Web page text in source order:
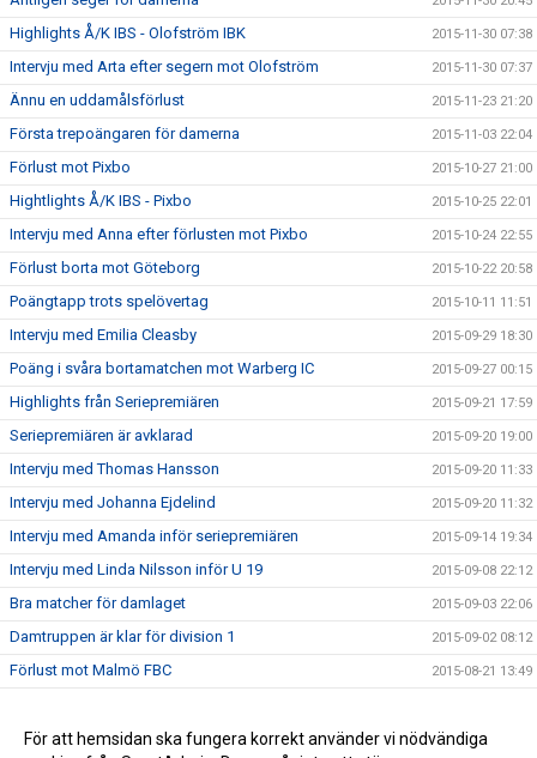
Highlights Å/K IBS - Olofström IBK 2015-11-30 07:38
Intervju med Arta efter segern mot Olofström 2015-11-30 07:37
Ännu en uddamålsförlust 2015-11-23 21:20
Första trepoängaren för damerna 2015-11-03 22:04
Förlust mot Pixbo 2015-10-27 21:00
Hightlights Å/K IBS - Pixbo 2015-10-25 22:01
Intervju med Anna efter förlusten mot Pixbo 2015-10-24 22:55
Förlust borta mot Göteborg 2015-10-22 20:58
Poängtapp trots spelövertag 2015-10-11 11:51
Intervju med Emilia Cleasby 2015-09-29 18:30
Poäng i svåra bortamatchen mot Warberg IC 2015-09-27 00:15
Highlights från Seriepremiären 2015-09-21 17:59
Seriepremiären är avklarad 2015-09-20 19:00
Intervju med Thomas Hansson 2015-09-20 11:33
Intervju med Johanna Ejdelind 2015-09-20 11:32
Intervju med Amanda inför seriepremiären 2015-09-14 19:34
Intervju med Linda Nilsson inför U 19 2015-09-08 22:12
Bra matcher för damlaget 2015-09-03 22:06
Damtruppen är klar för division 1 2015-09-02 08:12
Förlust mot Malmö FBC 2015-08-21 13:49
Highlights Å/K IBS - Slovakien 8-6 2015-08-06 18:04
För att hemsidan ska fungera korrekt använder vi nödvändiga